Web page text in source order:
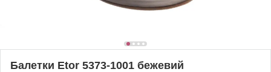
Балетки Etor 5373-1001 бежевий